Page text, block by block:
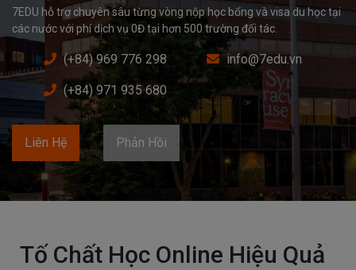
7EDU hỗ trợ chuyên sâu từng vòng nộp học bổng và visa du học tại
các nước với phí dịch vụ 0Đ tại hơn 500 trường đối tác.
(+84) 969 776 298 info@7edu.vn
(+84) 971 935 680
Liên Hệ Phản Hồi
Tố Chất Học Online Hiệu Quả